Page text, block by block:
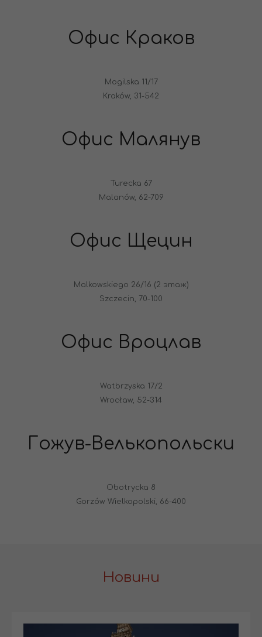
Офис Краков
Mogilska 11/17
Kraków, 31-542
Офис Малянув
Turecka 67
Malanów, 62-709
Офис Щецин
Malkowskiego 26/16 (2 этаж)
Szczecin, 70-100
Офис Вроцлав
Watbrzyska 17/2
Wrocław, 52-314
Гожув-Велькопольски
Obotrycka 8
Gorzów Wielkopolski, 66-400
Новини